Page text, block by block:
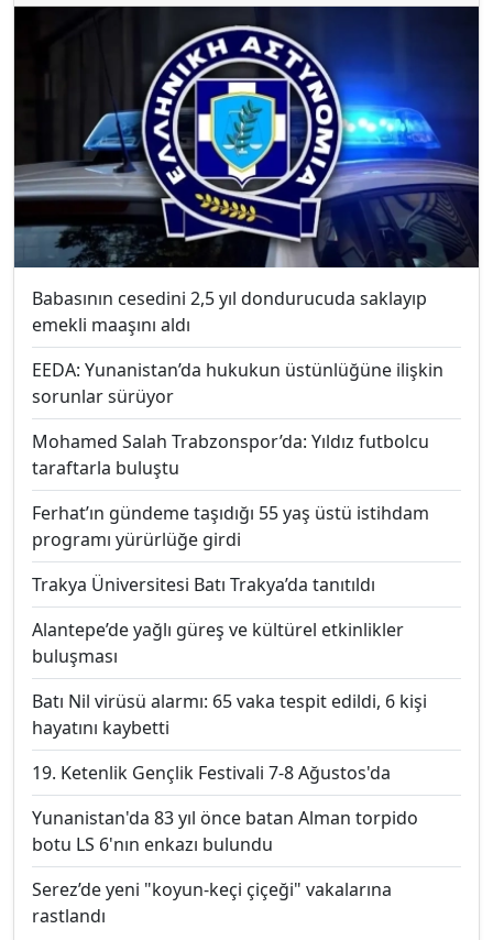
Babasının cesedini 2,5 yıl dondurucuda saklayıp
emekli maaşını aldı
EEDA: Yunanistan’da hukukun üstünlüğüne ilişkin
sorunlar sürüyor
Mohamed Salah Trabzonspor’da: Yıldız futbolcu
taraftarla buluştu
Ferhat’ın gündeme taşıdığı 55 yaş üstü istihdam
programı yürürlüğe girdi
Trakya Üniversitesi Batı Trakya’da tanıtıldı
Alantepe’de yağlı güreş ve kültürel etkinlikler
buluşması
Batı Nil virüsü alarmı: 65 vaka tespit edildi, 6 kişi
hayatını kaybetti
19. Ketenlik Gençlik Festivali 7-8 Ağustos'da
Yunanistan'da 83 yıl önce batan Alman torpido
botu LS 6'nın enkazı bulundu
Serez’de yeni "koyun-keçi çiçeği" vakalarına
rastlandı